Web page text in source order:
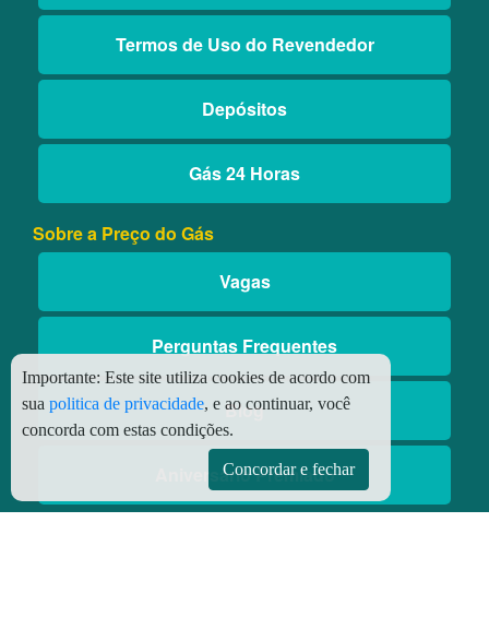
Termos de Uso do Revendedor
Depósitos
Gás 24 Horas
Sobre a Preço do Gás
Vagas
Perguntas Frequentes
Blog
Aniversário Premiado
Importante: Este site utiliza cookies de acordo com
sua politica de privacidade, e ao continuar, você
concorda com estas condições.
Concordar e fechar